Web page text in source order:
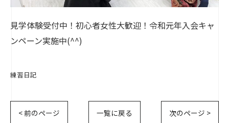
見学体験受付中！初心者女性大歓迎！令和元年入会キャ
ンペーン実施中(^^)
練習日記
< 前のページ 一覧に戻る 次のページ >